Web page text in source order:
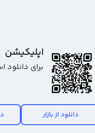
اپلیکیشن
برای دانلود
دانلود از بازار